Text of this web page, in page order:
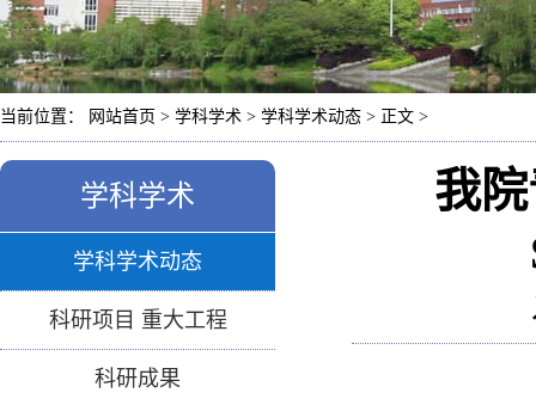
当前位置： 网站首页 > 学科学术 > 学科学术动态 > 正文 >
学科学术
学科学术动态
科研项目 重大工程
科研成果
我